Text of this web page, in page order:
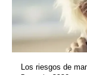
Los riesgos de